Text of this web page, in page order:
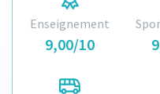
Enseignement
9,00/10